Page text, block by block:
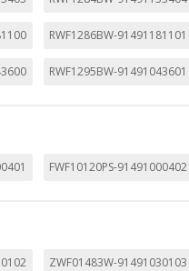
RWF1286BW-91491181101
RWF1295BW-91491043601
FWF10120PS-91491000402
ZWF01483W-91491030103